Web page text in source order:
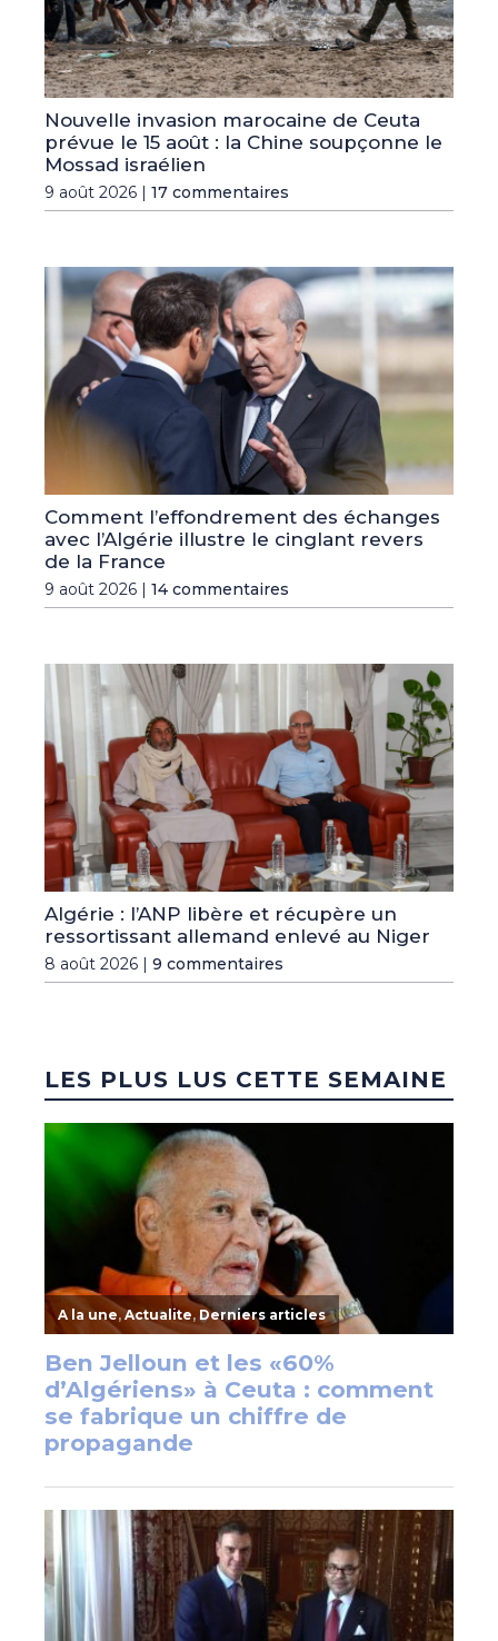
Nouvelle invasion marocaine de Ceuta
prévue le 15 août : la Chine soupçonne le
Mossad israélien
9 août 2026 | 17 commentaires
Comment l’effondrement des échanges
avec l’Algérie illustre le cinglant revers
de la France
9 août 2026 | 14 commentaires
Algérie : l’ANP libère et récupère un
ressortissant allemand enlevé au Niger
8 août 2026 | 9 commentaires
LES PLUS LUS CETTE SEMAINE